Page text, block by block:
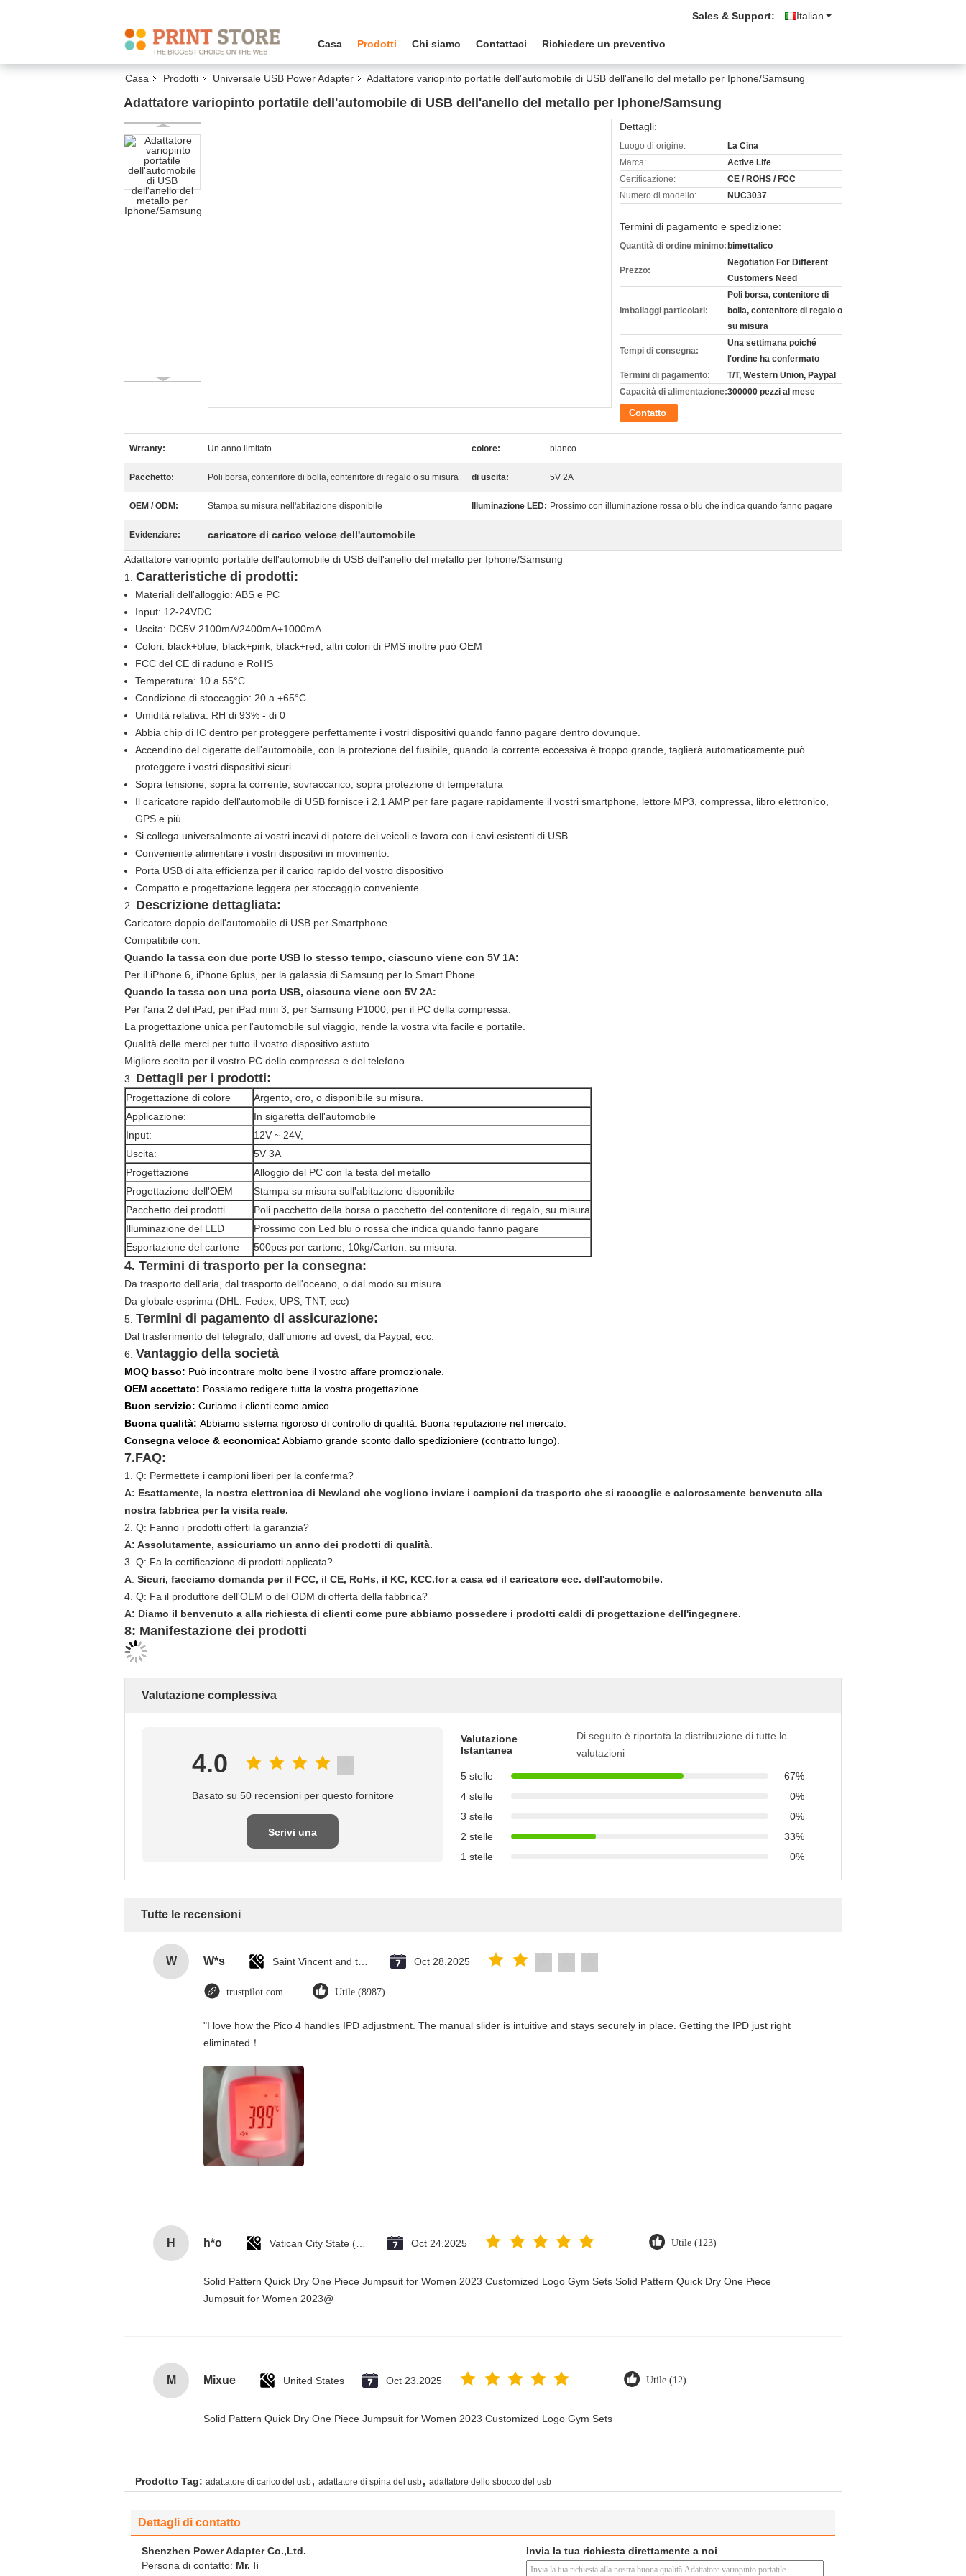
Italian
Sales & Support:
Casa Prodotti Chi siamo Contattaci Richiedere un preventivo
Casa Prodotti Universale USB Power Adapter Adattatore variopinto portatile dell'automobile di USB dell'anello del metallo per Iphone/Samsung
Adattatore variopinto portatile dell'automobile di USB dell'anello del metallo per Iphone/Samsung
Dettagli:
Luogo di origine:
La Cina
Marca:
Active Life
Certificazione:
CE / ROHS / FCC
Numero di modello:
NUC3037
Termini di pagamento e spedizione:
Quantità di ordine minimo: bimettalico
Prezzo:
Negotiation For Different
Customers Need
Imballaggi particolari:
Poli borsa, contenitore di
bolla, contenitore di regalo o
su misura
Tempi di consegna:
Una settimana poiché
l'ordine ha confermato
Termini di pagamento:
T/T, Western Union, Paypal
Capacità di alimentazione:300000 pezzi al mese
Contatto
Wrranty: Un anno limitato colore: bianco
Pacchetto: Poli borsa, contenitore di bolla, contenitore di regalo o su misura di uscita: 5V 2A
OEM / ODM: Stampa su misura nell'abitazione disponibile Illuminazione LED: Prossimo con illuminazione rossa o blu che indica quando fanno pagare
Evidenziare: caricatore di carico veloce dell'automobile
Adattatore variopinto portatile dell'automobile di USB dell'anello del metallo per Iphone/Samsung
1. Caratteristiche di prodotti:
Materiali dell'alloggio: ABS e PC
Input: 12-24VDC
Uscita: DC5V 2100mA/2400mA+1000mA
Colori: black+blue, black+pink, black+red, altri colori di PMS inoltre può OEM
FCC del CE di raduno e RoHS
Temperatura: 10 a 55°C
Condizione di stoccaggio: 20 a +65°C
Umidità relativa: RH di 93% - di 0
Abbia chip di IC dentro per proteggere perfettamente i vostri dispositivi quando fanno pagare dentro dovunque.
Accendino del cigeratte dell'automobile, con la protezione del fusibile, quando la corrente eccessiva è troppo grande, taglierà automaticamente può
proteggere i vostri dispositivi sicuri.
Sopra tensione, sopra la corrente, sovraccarico, sopra protezione di temperatura
Il caricatore rapido dell'automobile di USB fornisce i 2,1 AMP per fare pagare rapidamente il vostri smartphone, lettore MP3, compressa, libro elettronico,
GPS e più.
Si collega universalmente ai vostri incavi di potere dei veicoli e lavora con i cavi esistenti di USB.
Conveniente alimentare i vostri dispositivi in movimento.
Porta USB di alta efficienza per il carico rapido del vostro dispositivo
Compatto e progettazione leggera per stoccaggio conveniente
2. Descrizione dettagliata:
Caricatore doppio dell'automobile di USB per Smartphone
Compatibile con:
Quando la tassa con due porte USB lo stesso tempo, ciascuno viene con 5V 1A:
Per il iPhone 6, iPhone 6plus, per la galassia di Samsung per lo Smart Phone.
Quando la tassa con una porta USB, ciascuna viene con 5V 2A:
Per l'aria 2 del iPad, per iPad mini 3, per Samsung P1000, per il PC della compressa.
La progettazione unica per l'automobile sul viaggio, rende la vostra vita facile e portatile.
Qualità delle merci per tutto il vostro dispositivo astuto.
Migliore scelta per il vostro PC della compressa e del telefono.
3. Dettagli per i prodotti:
Progettazione di colore
Argento, oro, o disponibile su misura.
Applicazione:
In sigaretta dell'automobile
Input:
12V ~ 24V,
Uscita:
5V 3A
Progettazione
Alloggio del PC con la testa del metallo
Progettazione dell'OEM
Stampa su misura sull'abitazione disponibile
Pacchetto dei prodotti
Poli pacchetto della borsa o pacchetto del contenitore di regalo, su misura
Illuminazione del LED
Prossimo con Led blu o rossa che indica quando fanno pagare
Esportazione del cartone
500pcs per cartone, 10kg/Carton. su misura.
4. Termini di trasporto per la consegna:
Da trasporto dell'aria, dal trasporto dell'oceano, o dal modo su misura.
Da globale esprima (DHL. Fedex, UPS, TNT, ecc)
5. Termini di pagamento di assicurazione:
Dal trasferimento del telegrafo, dall'unione ad ovest, da Paypal, ecc.
6. Vantaggio della società
MOQ basso: Può incontrare molto bene il vostro affare promozionale.
OEM accettato: Possiamo redigere tutta la vostra progettazione.
Buon servizio: Curiamo i clienti come amico.
Buona qualità: Abbiamo sistema rigoroso di controllo di qualità. Buona reputazione nel mercato.
Consegna veloce & economica: Abbiamo grande sconto dallo spedizioniere (contratto lungo).
7.FAQ:
1. Q: Permettete i campioni liberi per la conferma?
A: Esattamente, la nostra elettronica di Newland che vogliono inviare i campioni da trasporto che si raccoglie e calorosamente benvenuto alla
nostra fabbrica per la visita reale.
2. Q: Fanno i prodotti offerti la garanzia?
A: Assolutamente, assicuriamo un anno dei prodotti di qualità.
3. Q: Fa la certificazione di prodotti applicata?
A: Sicuri, facciamo domanda per il FCC, il CE, RoHs, il KC, KCC.for a casa ed il caricatore ecc. dell'automobile.
4. Q: Fa il produttore dell'OEM o del ODM di offerta della fabbrica?
A: Diamo il benvenuto a alla richiesta di clienti come pure abbiamo possedere i prodotti caldi di progettazione dell'ingegnere.
8: Manifestazione dei prodotti
Valutazione complessiva
4.0
Basato su 50 recensioni per questo fornitore
Scrivi una
Valutazione
Istantanea
Di seguito è riportata la distribuzione di tutte le
valutazioni
5 stelle
67%
4 stelle
0%
3 stelle
0%
2 stelle
33%
1 stelle
0%
Tutte le recensioni
W W*s Oct 28.2025
trustpilot.com Utile (8987)
"I love how the Pico 4 handles IPD adjustment. The manual slider is intuitive and stays securely in place. Getting the IPD just right
eliminated！
H h*o Oct 24.2025 Utile (123)
Solid Pattern Quick Dry One Piece Jumpsuit for Women 2023 Customized Logo Gym Sets Solid Pattern Quick Dry One Piece
Jumpsuit for Women 2023@
M Mixue United States Oct 23.2025 Utile (12)
Solid Pattern Quick Dry One Piece Jumpsuit for Women 2023 Customized Logo Gym Sets
Prodotto Tag: adattatore di carico del usb, adattatore di spina del usb, adattatore dello sbocco del usb
Dettagli di contatto
Shenzhen Power Adapter Co.,Ltd.
Persona di contatto: Mr. li
Invia la tua richiesta direttamente a noi